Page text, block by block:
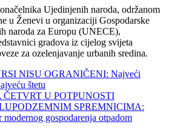
Ujedinjenih naroda, održanom
u Ženevi u organizaciji Gospodarske
naroda za Europu (UNECE),
gradova iz cijelog svijeta
za ozelenjavanje urbanih sredina.
NISU OGRANIČENI: Najveći
štetu
ČETVRT U POTPUNOSTI
SPREMNICIMA:
modernog gospodarenja otpadom